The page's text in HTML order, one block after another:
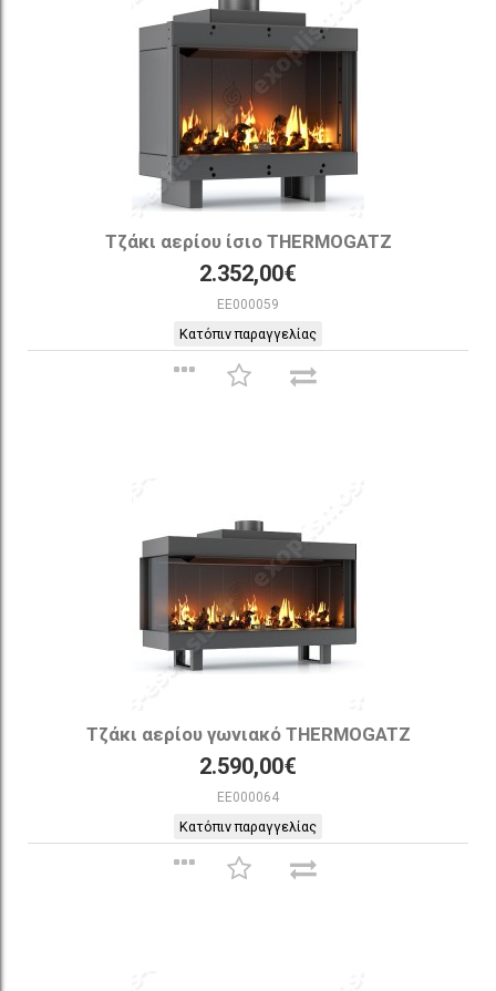
Τζάκι αερίου ίσιο THERMOGATZ
2.352,00€
EE000059
Κατόπιν παραγγελίας
Τζάκι αερίου γωνιακό THERMOGATZ
2.590,00€
EE000064
Κατόπιν παραγγελίας